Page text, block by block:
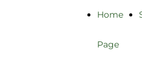
Home
Page